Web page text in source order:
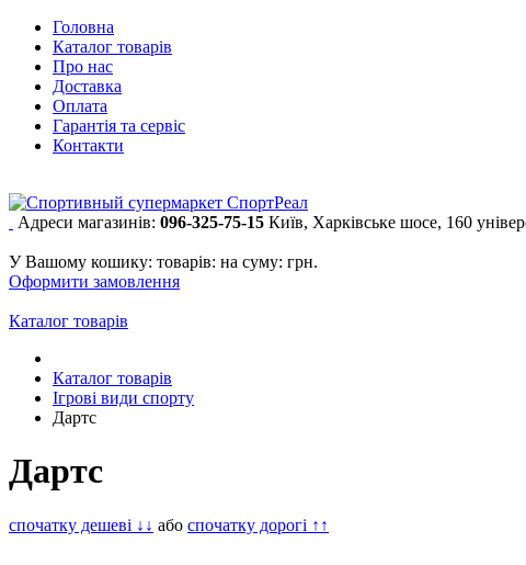
Головна
Каталог товарів
Про нас
Доставка
Оплата
Гарантія та сервіс
Контакти
Адреси магазинів: 096-325-75-15 Київ, Харківське шосе, 160
У Вашому кошику: товарів: на суму: грн.
Оформити замовлення
Каталог товарів
Каталог товарів
Ігрові види спорту
Дартс
Дартс
спочатку дешеві ↓↓ або спочатку дорогі ↑↑